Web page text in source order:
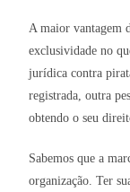
A maior vantagem
exclusividade no
jurídica contra
registrada, outra
obtendo o seu
Sabemos que a
organização. Ter